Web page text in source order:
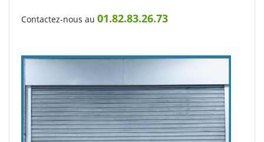
Contactez-nous au 01.82.83.26.73